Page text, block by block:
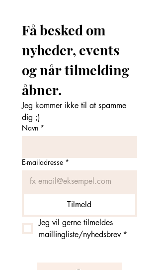
Få besked om
nyheder, events
og når tilmelding
Jeg kommer ikke til at spamme
dig ;)
Navn *
E-mailadresse *
Tilmeld
Jeg vil gerne tilmeldes
maillingliste/nyhedsbrev *